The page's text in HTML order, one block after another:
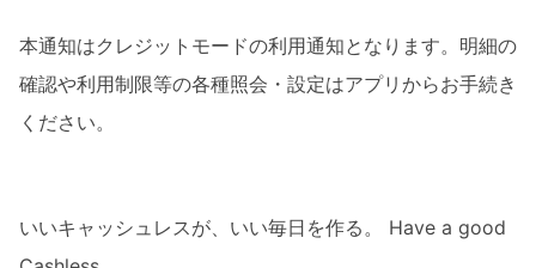
本通知はクレジットモードの利用通知となります。明細の
確認や利用制限等の各種照会・設定はアプリからお手続き
ください。
いいキャッシュレスが、いい毎日を作る。 Have a good